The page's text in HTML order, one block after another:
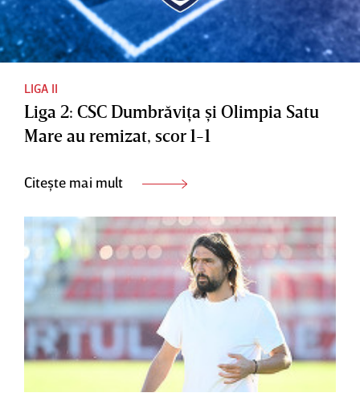
LIGA II
Liga 2: CSC Dumbrăviţa şi Olimpia Satu
Mare au remizat, scor 1-1
Citește mai mult